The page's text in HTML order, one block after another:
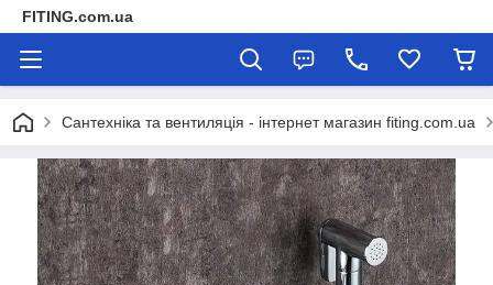
FITING.com.ua
Сантехніка та вентиляція - інтернет магазин fiting.com.ua